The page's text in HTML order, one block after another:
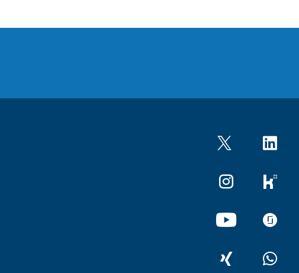
Twitter LinkedIn
Instagram kununu
YouTube
XING